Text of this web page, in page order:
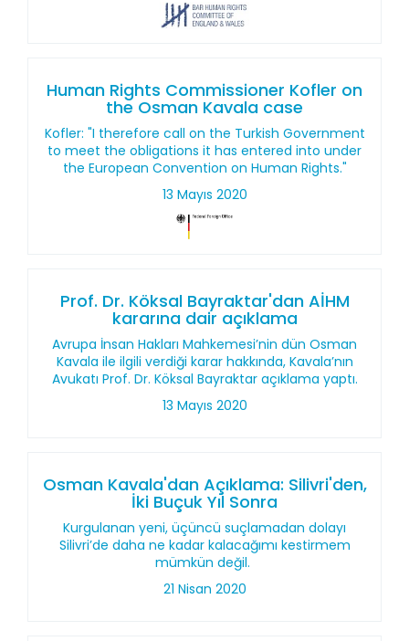
Human Rights Commissioner Kofler on
the Osman Kavala case
Kofler: "I therefore call on the Turkish Government
to meet the obligations it has entered into under
the European Convention on Human Rights."
13 Mayıs 2020
Prof. Dr. Köksal Bayraktar'dan AİHM
kararına dair açıklama
Avrupa İnsan Hakları Mahkemesi’nin dün Osman
Kavala ile ilgili verdiği karar hakkında, Kavala’nın
Avukatı Prof. Dr. Köksal Bayraktar açıklama yaptı.
13 Mayıs 2020
Osman Kavala'dan Açıklama: Silivri'den,
İki Buçuk Yıl Sonra
Kurgulanan yeni, üçüncü suçlamadan dolayı
Silivri’de daha ne kadar kalacağımı kestirmem
mümkün değil.
21 Nisan 2020